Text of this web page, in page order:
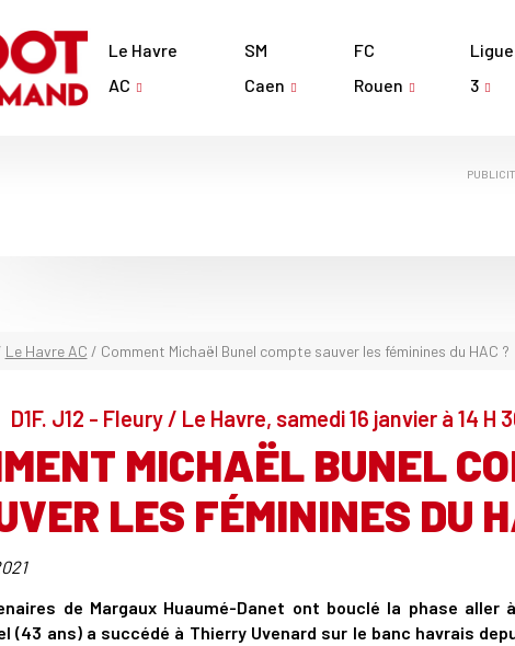
Le Havre
AC
SM
Caen
FC
Rouen
Ligue
3
Le Havre AC / Comment Michaël Bunel compte sauver les féminines du HAC ?
D1F. J12 - Fleury / Le Havre, samedi 16 janvier à 14 H
MICHAËL BUNEL
LES FÉMININES DU
de Margaux Huaumé-Danet ont bouclé la phase aller
(43 ans) a succédé à Thierry Uvenard sur le banc havrais